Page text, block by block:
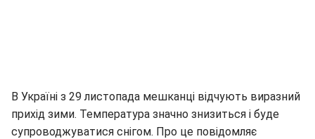
В Україні з 29 листопада мешканці відчують виразний
прихід зими. Температура значно знизиться і буде
супроводжуватися снігом. Про це повідомляє